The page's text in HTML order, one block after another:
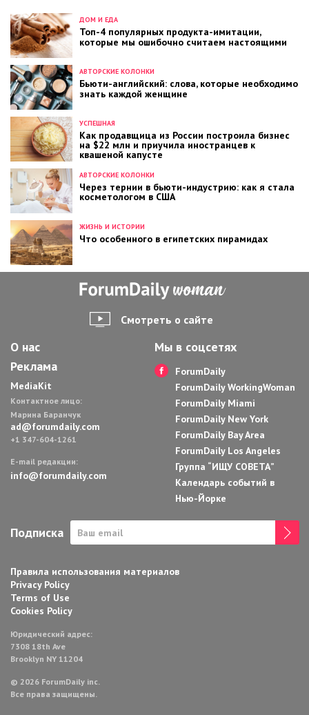
ДОМ И ЕДА
Топ-4 популярных продукта-имитации,
которые мы ошибочно считаем настоящими
АВТОРСКИЕ КОЛОНКИ
Бьюти-английский: слова, которые необходимо
знать каждой женщине
АВТОРСКИЕ КОЛОНКИ
Через тернии в бьюти-индустрию: как я стала
косметологом в США
УСПЕШНАЯ
Как продавщица из России построила бизнес
на $22 млн и приучила иностранцев к
квашеной капусте
ЖИЗНЬ И ИСТОРИИ
Что особенного в египетских пирамидах
Смотреть о сайте
О нас
Реклама
MediaKit
Контактное лицо:
Марина Баранчук
ad@forumdaily.com
+1 347-604-1261
E-mail редакции:
info@forumdaily.com
Мы в соцсетях
ForumDaily
ForumDaily WorkingWoman
ForumDaily Miami
ForumDaily New York
ForumDaily Bay Area
ForumDaily Los Angeles
Группа “ИЩУ СОВЕТА”
Календарь событий в
Нью-Йорке
Подписка
Правила использования материалов
Privacy Policy
Terms of Use
Cookies Policy
Юридический адрес:
7308 18th Ave
Brooklyn NY 11204
© 2026 ForumDaily inc.
Все права защищены.